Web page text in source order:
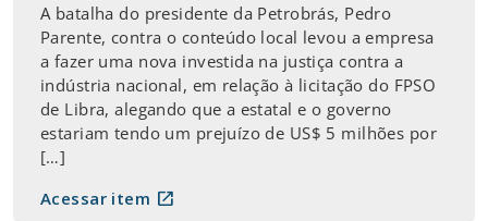
A batalha do presidente da Petrobrás, Pedro
Parente, contra o conteúdo local levou a empresa
a fazer uma nova investida na justiça contra a
indústria nacional, em relação à licitação do FPSO
de Libra, alegando que a estatal e o governo
estariam tendo um prejuízo de US$ 5 milhões por
[…]
Acessar item open_in_new